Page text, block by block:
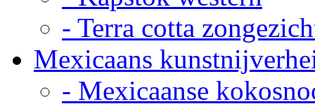
- Terra cotta
Mexicaans
- Mexicaanse